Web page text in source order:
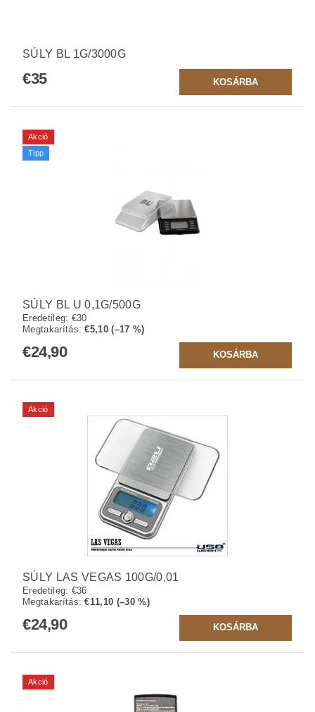
SÚLY BL 1G/3000G
€35
Akció
Tipp
SÚLY BL U 0,1G/500G
Eredetileg: €30
Megtakarítás:€5,10 (–17 %)
€24,90
Akció
SÚLY LAS VEGAS 100G/0,01
Eredetileg: €36
Megtakarítás:€11,10 (–30 %)
€24,90
Akció